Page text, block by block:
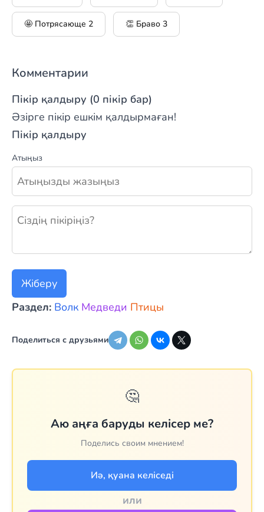
🤩 Потрясающе 2 👏 Браво 3
Комментарии
Пікір қалдыру (0 пікір бар)
Әзірге пікір ешкім қалдырмаған!
Пікір қалдыру
Атыңыз
Жаңа пікір қалдыру
Жіберу
Раздел: Волк Медведи Птицы
Поделиться с друзьями
🤔
Аю аңға баруды келісер ме?
Поделись своим мнением!
Иә, қуана келіседі
или